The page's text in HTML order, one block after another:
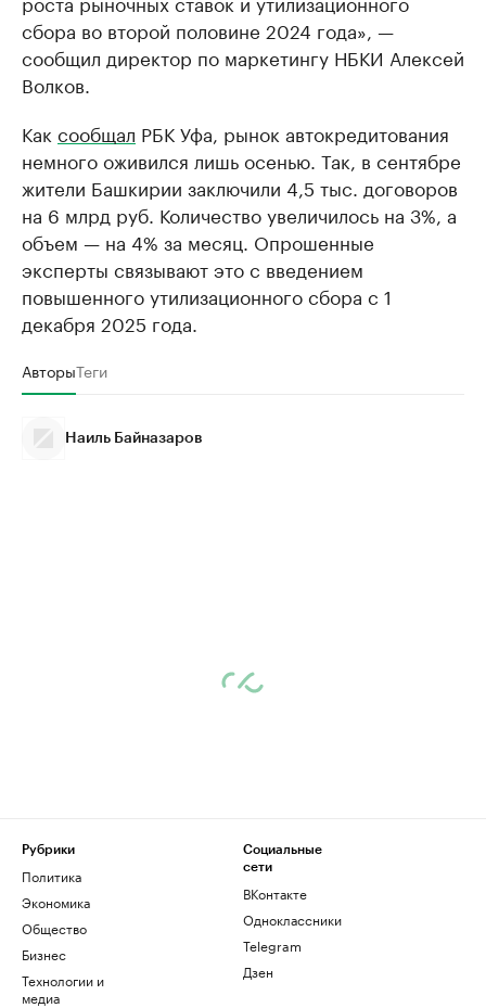
сбора во второй половине 2024 года», —
сообщил директор по маркетингу НБКИ Алексей
Волков.
Как сообщал РБК Уфа, рынок автокредитования
немного оживился лишь осенью. Так, в сентябре
жители Башкирии заключили 4,5 тыс. договоров
на 6 млрд руб. Количество увеличилось на 3%, а
объем — на 4% за месяц. Опрошенные
эксперты связывают это с введением
повышенного утилизационного сбора с 1
декабря 2025 года.
АвторыТеги
Наиль Байназаров
Рубрики
Политика
Экономика
Общество
Бизнес
Технологии и
медиа
Социальные
сети
ВКонтакте
Одноклассники
Telegram
Дзен